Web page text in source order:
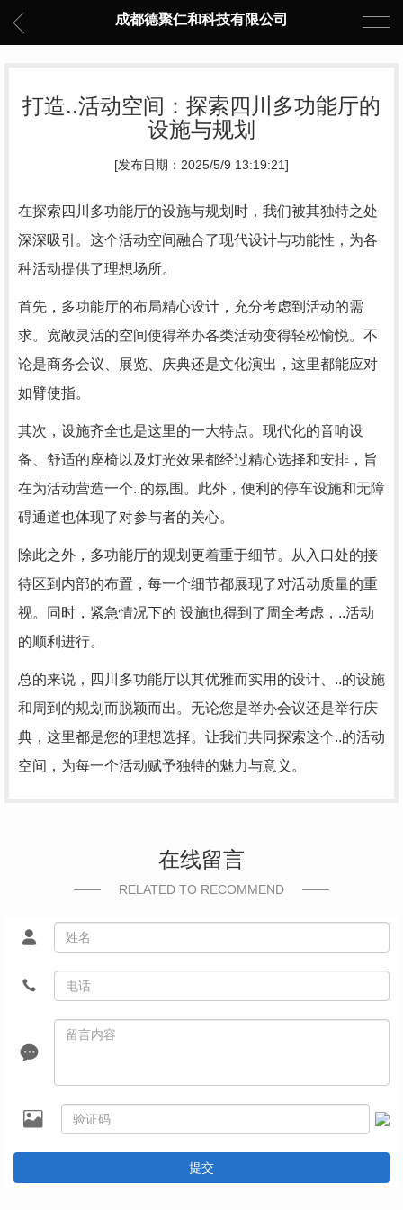
成都德聚仁和科技有限公司
打造..活动空间：探索四川多功能厅的
设施与规划
[发布日期：2025/5/9 13:19:21]
在探索四川多功能厅的设施与规划时，我们被其独特之处
深深吸引。这个活动空间融合了现代设计与功能性，为各
种活动提供了理想场所。
首先，多功能厅的布局精心设计，充分考虑到活动的需
求。宽敞灵活的空间使得举办各类活动变得轻松愉悦。不
论是商务会议、展览、庆典还是文化演出，这里都能应对
如臂使指。
其次，设施齐全也是这里的一大特点。现代化的音响设
备、舒适的座椅以及灯光效果都经过精心选择和安排，旨
在为活动营造一个..的氛围。此外，便利的停车设施和无障
碍通道也体现了对参与者的关心。
除此之外，多功能厅的规划更着重于细节。从入口处的接
待区到内部的布置，每一个细节都展现了对活动质量的重
视。同时，紧急情况下的 设施也得到了周全考虑，..活动
的顺利进行。
总的来说，四川多功能厅以其优雅而实用的设计、..的设施
和周到的规划而脱颖而出。无论您是举办会议还是举行庆
典，这里都是您的理想选择。让我们共同探索这个..的活动
空间，为每一个活动赋予独特的魅力与意义。
在线留言
RELATED TO RECOMMEND
提交